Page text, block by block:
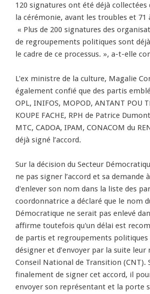
120 signatures ont été déjà collectées
la cérémonie, avant les troubles et 71
« Plus de 200 signatures des
de regroupements politiques sont
le cadre de ce processus. », a-t-elle
L'ex ministre de la culture, Magalie
également confié que des partis
OPL, INIFOS, MOPOD, ANTANT POU
KOUPE FACHE, RPH de Patrice
MTC, CADOA, IPAM, CONACOM du
déjà signé l’accord.
Sur la décision du Secteur
ne pas signer l’accord et sa demande
d'enlever son nom dans la liste des
coordonnatrice a déclaré que le nom
Démocratique ne serait pas enlevé
affirme toutefois qu'un délai est
de partis et regroupements politiques
désigner et d’envoyer par la suite leur
Conseil National de Transition (CNT).
finalement de signer cet accord, il
envoyer son représentant et la porte